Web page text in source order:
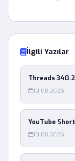
İlgili Yazılar
Threads
10.08.2026
YouTube
10.08.2026